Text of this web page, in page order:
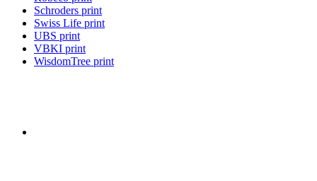
Schroders print
Swiss Life print
UBS print
VBKI print
WisdomTree print